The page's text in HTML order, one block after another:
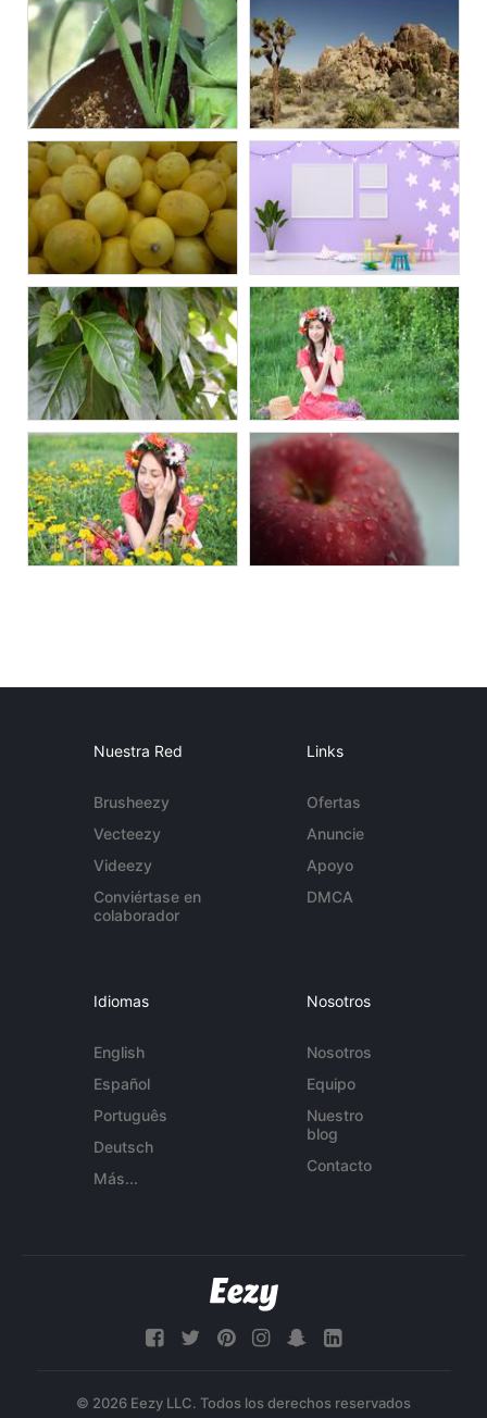
Nuestra Red
Brusheezy
Vecteezy
Videezy
Conviértase en
colaborador
Links
Ofertas
Anuncie
Apoyo
DMCA
Idiomas
English
Español
Português
Deutsch
Más...
Nosotros
Nosotros
Equipo
Nuestro
blog
Contacto
© 2026 Eezy LLC. Todos los derechos reservados